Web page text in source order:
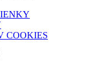
COOKIES